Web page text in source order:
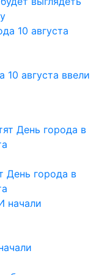
августа ввели
День города в